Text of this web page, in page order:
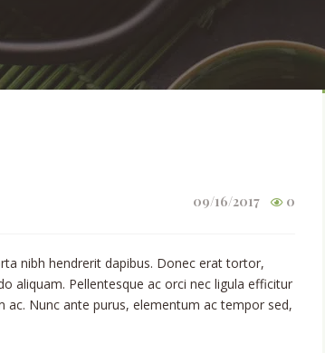
09/16/2017 0
nibh hendrerit dapibus. Donec erat tortor,
aliquam. Pellentesque ac orci nec ligula efficitur
Nunc ante purus, elementum ac tempor sed,